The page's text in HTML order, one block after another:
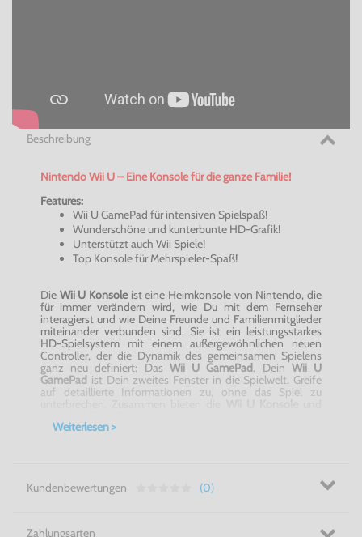
Beschreibung
Nintendo Wii U – Eine Konsole für die ganze Familie!
Features:
Wii U GamePad für intensiven Spielspaß!
Wunderschöne und kunterbunte HD-Grafik!
Unterstützt auch Wii Spiele!
Top Konsole für Mehrspieler-Spaß!
Die Wii U Konsoleist eine Heimkonsole von Nintendo, die
für immer verändern wird, wie Du mit dem Fernseher
interagierst und wie Deine Freunde und Familienmitglieder
miteinander verbunden sind. Sie ist ein leistungsstarkes
HD-Spielsystem mit einem außergewöhnlichen neuen
Controller, der die Dynamik des gemeinsamen Spielens
ganz neu definiert: Das Wii UGamePad. Dein Wii U
GamePad ist Dein zweites Fenster in die Spielwelt. Greife
auf detaillierte Informationen zu, ohne das Spiel zu
Auf derWii U Konsole
Spiele und die Wii
U!
Weiterlesen >
Kundenbewertungen (0)
Zahlungsarten